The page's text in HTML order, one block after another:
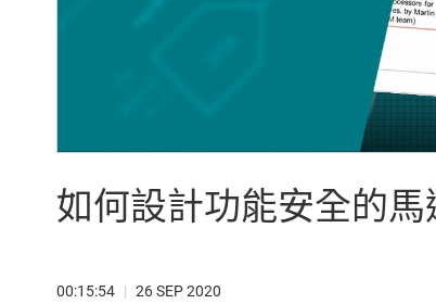
如何設計功能安全的馬
00:15:54 | 26 SEP 2020